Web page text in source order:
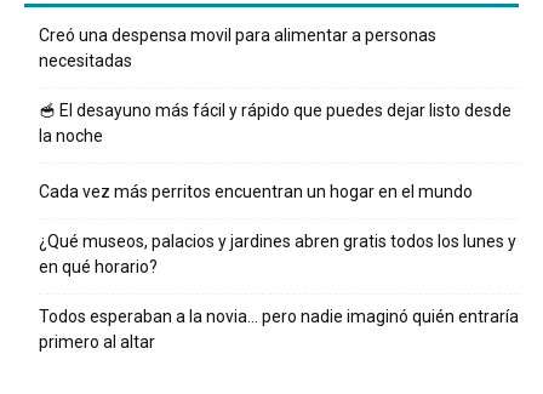
Creó una despensa movil para alimentar a personas
necesitadas
🥣 El desayuno más fácil y rápido que puedes dejar listo desde
la noche
Cada vez más perritos encuentran un hogar en el mundo
¿Qué museos, palacios y jardines abren gratis todos los lunes y
en qué horario?
Todos esperaban a la novia… pero nadie imaginó quién entraría
primero al altar